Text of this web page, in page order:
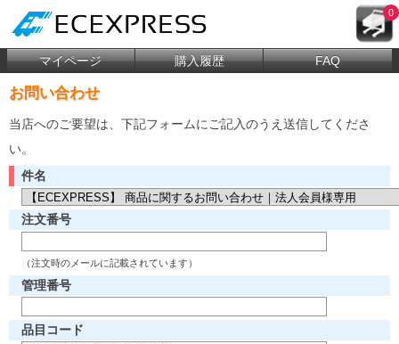
0
マイページ 購入履歴 FAQ
お問い合わせ
当店へのご要望は、下記フォームにご記入のうえ送信してくださ
い。
件名
注文番号
（注文時のメールに記載されています）
管理番号
品目コード